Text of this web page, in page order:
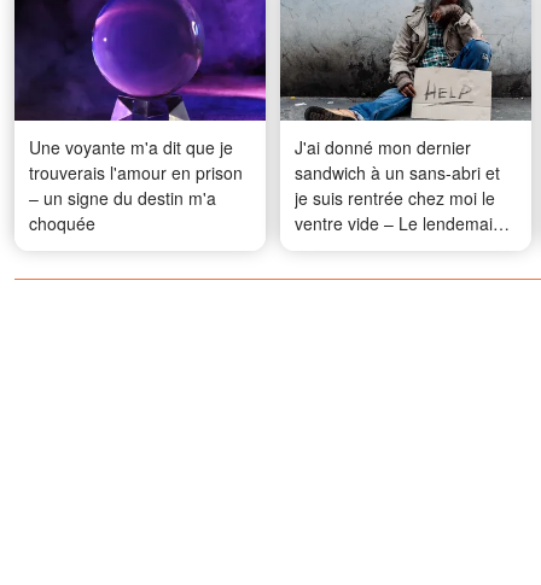
Une voyante m'a dit que je
trouverais l'amour en prison
– un signe du destin m'a
choquée
J'ai donné mon dernier
sandwich à un sans-abri et
je suis rentrée chez moi le
ventre vide – Le lendemain
matin, j'ai trouvé une
enveloppe devant ma porte